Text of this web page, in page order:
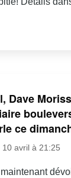
Dave
ce
avril à 21:25